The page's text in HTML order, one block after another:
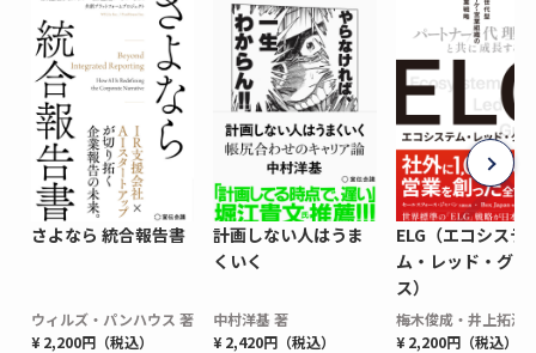
さよなら 統合報告書
ウィルズ・パンハウス 著
¥ 2,200円（税込）
計画しない人はうま
くいく
中村洋基 著
¥ 2,420円（税込）
ELG（エコシステ
ム・レッド・グロ
ス）
梅木俊成・井上拓海
¥ 2,200円（税込）